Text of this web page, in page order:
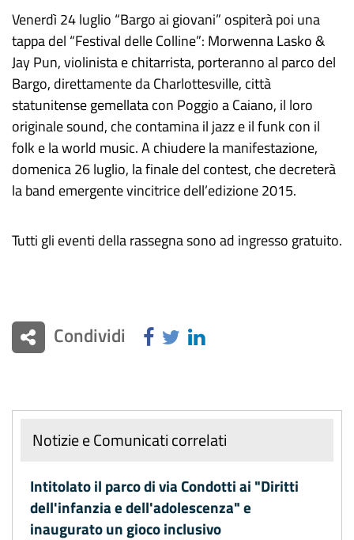
Venerdì 24 luglio “Bargo ai giovani” ospiterà poi una
tappa del “Festival delle Colline”: Morwenna Lasko &
Jay Pun, violinista e chitarrista, porteranno al parco del
Bargo, direttamente da Charlottesville, città
statunitense gemellata con Poggio a Caiano, il loro
originale sound, che contamina il jazz e il funk con il
folk e la world music. A chiudere la manifestazione,
domenica 26 luglio, la finale del contest, che decreterà
la band emergente vincitrice dell’edizione 2015.
Tutti gli eventi della rassegna sono ad ingresso gratuito.
Condividi
Notizie e Comunicati correlati
Intitolato il parco di via Condotti ai "Diritti
dell'infanzia e dell'adolescenza" e
inaugurato un gioco inclusivo